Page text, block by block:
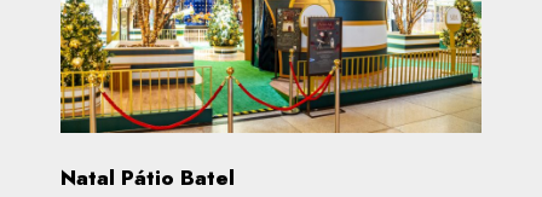
Natal Pátio Batel